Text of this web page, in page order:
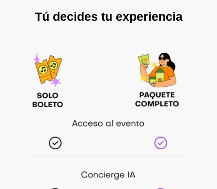
Tú decides tu experiencia